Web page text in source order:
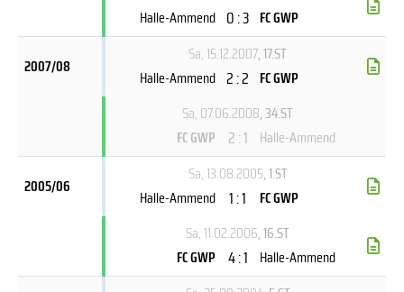
Halle-Ammend 0 : 3 FC GWP
2007/08
Sa, 15.12.2007, 17.ST
Halle-Ammend 2 : 2 FC GWP
Sa, 07.06.2008, 34.ST
FC GWP
2 : 1 Halle-Ammend
2005/06
Sa, 13.08.2005, 1.ST
Halle-Ammend 1 : 1
FC GWP
Sa, 11.02.2006, 16.ST
FC GWP 4 : 1 Halle-Ammend